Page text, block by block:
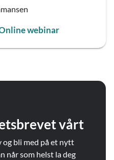
webinar
vårt
og bli med på et nytt
når som helst la deg